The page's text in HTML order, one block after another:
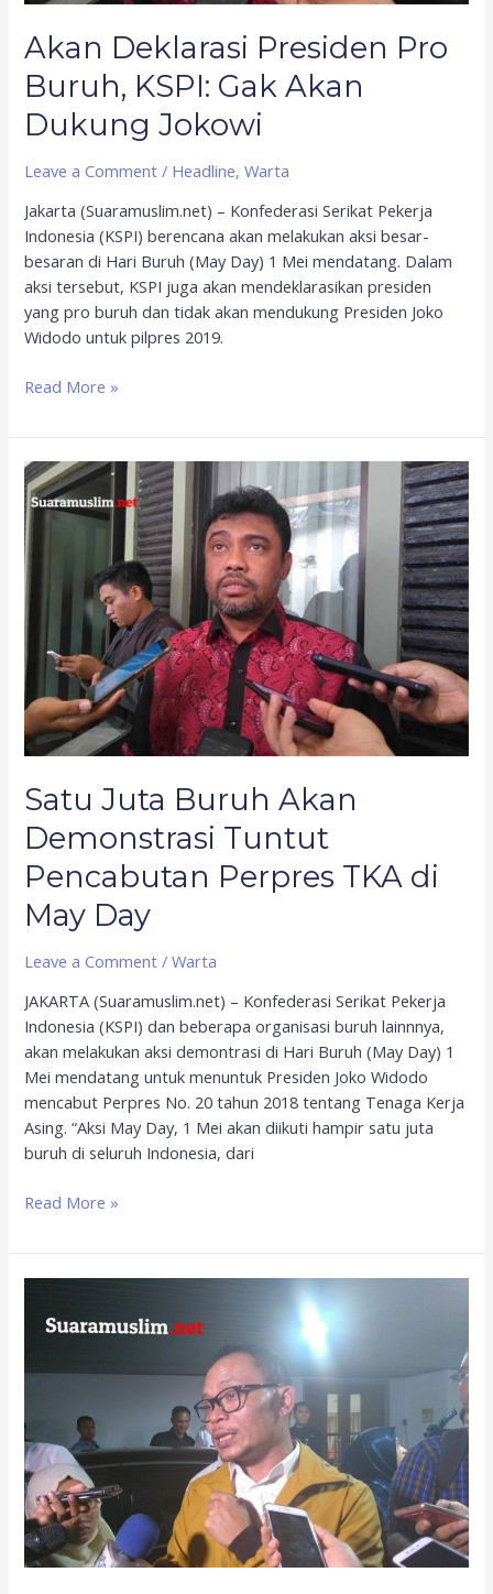
Akan Deklarasi Presiden Pro
Buruh, KSPI: Gak Akan
Dukung Jokowi
Leave a Comment / Headline,Warta
Jakarta (Suaramuslim.net) – Konfederasi Serikat Pekerja
Indonesia (KSPI) berencana akan melakukan aksi besar-
besaran di Hari Buruh (May Day) 1 Mei mendatang. Dalam
aksi tersebut, KSPI juga akan mendeklarasikan presiden
yang pro buruh dan tidak akan mendukung Presiden Joko
Widodo untuk pilpres 2019.
Read More »
Satu Juta Buruh Akan
Demonstrasi Tuntut
Pencabutan Perpres TKA di
May Day
Leave a Comment /Warta
JAKARTA (Suaramuslim.net) – Konfederasi Serikat Pekerja
Indonesia (KSPI) dan beberapa organisasi buruh lainnnya,
akan melakukan aksi demontrasi di Hari Buruh (May Day) 1
Mei mendatang untuk menuntuk Presiden Joko Widodo
mencabut Perpres No. 20 tahun 2018 tentang Tenaga Kerja
Asing. “Aksi May Day, 1 Mei akan diikuti hampir satu juta
buruh di seluruh Indonesia, dari
Satu
Juta
Buruh
Akan
Demonstrasi
Tuntut
Pencabutan
Perpres
TKA
di
May
Day
Read More »
Tegas
Larang
Pekerja
Kasar